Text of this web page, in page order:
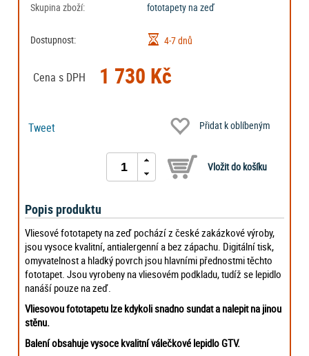
Skupina zboží:
fototapety na zeď
Dostupnost: 4-7 dnů
Cena s DPH 1 730 Kč
Tweet Přidat k oblíbeným
Popis produktu
Vliesové fototapety na zeď pochází z české zakázkové výroby,
jsou vysoce kvalitní, antialergenní a bez zápachu. Digitální tisk,
omyvatelnost a hladký povrch jsou hlavními přednostmi těchto
fototapet. Jsou vyrobeny na vliesovém podkladu, tudíž se lepidlo
nanáší pouze na zeď.
Vliesovou fototapetu lze kdykoli snadno sundat a nalepit na jinou
stěnu.
Balení obsahuje vysoce kvalitní válečkové lepidlo GTV.